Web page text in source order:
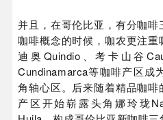
并且，在哥伦比亚，有分咖
咖啡概念的时候，咖农更注
迪奥Quindio、考卡山谷
Cundinamarca等咖啡产区成
角轴心区。后来随着精品咖
产区开始崭露头角娜玲珑